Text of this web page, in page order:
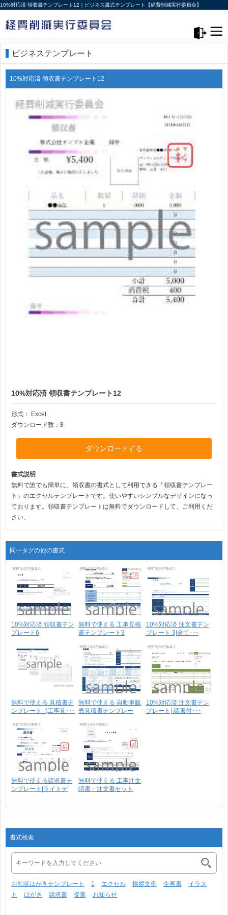
10%対応済 領収書テンプレート12｜ビジネス書式テンプレート【経費削減実行委員会】
ビジネステンプレート
10%対応済 領収書テンプレート12
10%対応済 領収書テンプレート12
形式：
Excel
ダウンロード数：8
ダウンロードする
書式説明
無料で誰でも簡単に、領収書の書式として利用できる「領収書テンプレー
ト」のエクセルテンプレートです。使いやすいシンプルなデザインになっ
ております。領収書テンプレートは無料でダウンロードして、ご利用くだ
さい。
同一タグの他の書式
10%対応済 領収書テン
プレート6
無料で使える 工事見積
書テンプレート3
10%対応済 注文書テン
プレート 3|全て･･･
無料で使える 見積書テ
ンプレート_(工事見･･･
無料で使える 自動車販
売見積書テンプレー
10%対応済 注文書テン
プレート| 請書付･･･
無料で使える請求書テ
ンプレート|ライトデ
無料で使える 工事注文
請書・注文書セット
書式検索
お礼状はがきテンプレート 1 エクセル 挨拶文例 企画書
イラス
ト
はがき 請求書 提案 お知らせ